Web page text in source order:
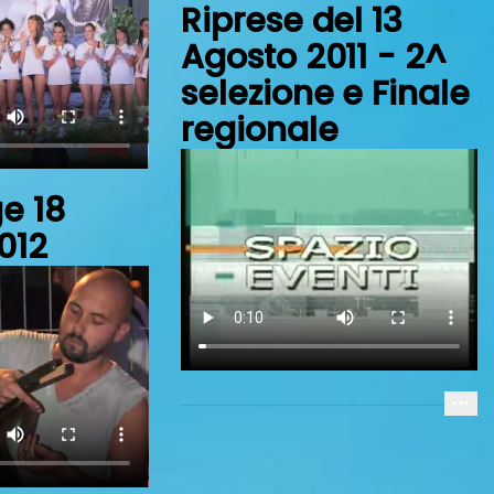
18
Riprese del 13
Agosto 2011 - 2^
selezione e Finale
regionale